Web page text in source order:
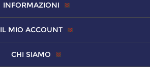
INFORMAZIONI
IL MIO ACCOUNT
CHI SIAMO